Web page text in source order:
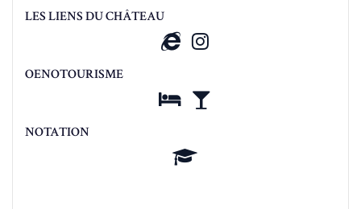
LES LIENS DU CHÂTEAU
OENOTOURISME
NOTATION